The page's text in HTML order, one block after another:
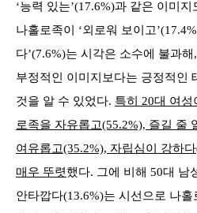
‘능력 있는’(17.6%)과 같은 이미
나홀로족이 ‘외로워 보이고
다’(7.6%)는 시각은 소수에 불과
부정적인 이미지보다는 긍정적인
것을 알 수 있었다. 특히 20대 여
로족을 자유롭고(55.2%), 즐길 줄
여유롭고(35.2%), 자립심이 강하
매우 뚜렷했다. 그에 비해 50대 남
안타깝다(13.6%)는 시선으로 나